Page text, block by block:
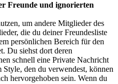
Freunde und ignorierten
um andere Mitglieder des
die du deiner Freundesliste
persönlichen Bereich für den
Du siehst dort deren
schnell eine Private Nachricht
den du verwendest, können
hervorgehoben sein. Wenn du